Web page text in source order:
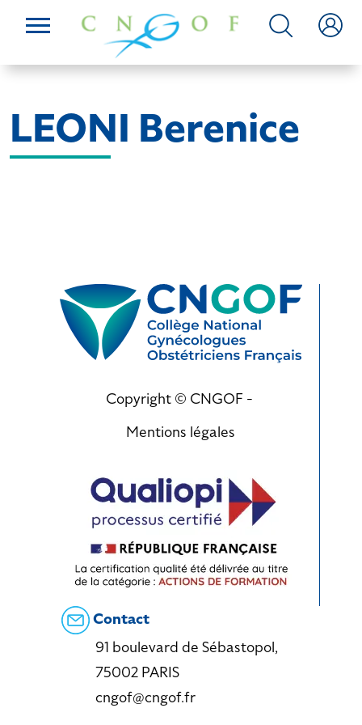
LEONI Berenice
Copyright © CNGOF -
Mentions légales
Contact
91 boulevard de Sébastopol,
75002 PARIS
cngof@cngof.fr